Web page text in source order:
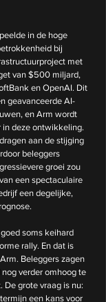
in de hoge
bij
met
van $500 miljard,
en OpenAI. Dit
geavanceerde AI-
en Arm wordt
in deze ontwikkeling.
aan de stijging
beleggers
groei zou
een spectaculaire
een degelijke,
soms keihard
rally. En dat is
Beleggers zagen
verder omhoog te
grote vraag is nu:
een kans voor